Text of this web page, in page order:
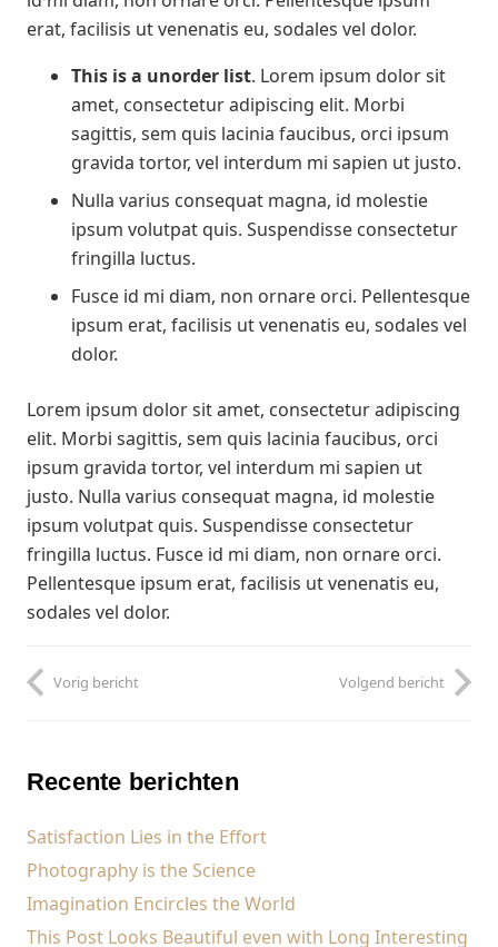
erat, facilisis ut venenatis eu, sodales vel dolor.
This is a unorder list. Lorem ipsum dolor sit
amet, consectetur adipiscing elit. Morbi
sagittis, sem quis lacinia faucibus, orci ipsum
gravida tortor, vel interdum mi sapien ut justo.
Nulla varius consequat magna, id molestie
ipsum volutpat quis. Suspendisse consectetur
fringilla luctus.
Fusce id mi diam, non ornare orci. Pellentesque
ipsum erat, facilisis ut venenatis eu, sodales vel
dolor.
Lorem ipsum dolor sit amet, consectetur adipiscing
elit. Morbi sagittis, sem quis lacinia faucibus, orci
ipsum gravida tortor, vel interdum mi sapien ut
justo. Nulla varius consequat magna, id molestie
ipsum volutpat quis. Suspendisse consectetur
fringilla luctus. Fusce id mi diam, non ornare orci.
Pellentesque ipsum erat, facilisis ut venenatis eu,
sodales vel dolor.
Vorig bericht Volgend bericht
Recente berichten
Satisfaction Lies in the Effort
Photography is the Science
Imagination Encircles the World
This Post Looks Beautiful even with Long Interesting